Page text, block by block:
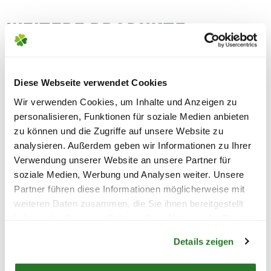
Diese Webseite verwendet Cookies
Wir verwenden Cookies, um Inhalte und Anzeigen zu
personalisieren, Funktionen für soziale Medien anbieten
zu können und die Zugriffe auf unsere Website zu
analysieren. Außerdem geben wir Informationen zu Ihrer
Verwendung unserer Website an unsere Partner für
soziale Medien, Werbung und Analysen weiter. Unsere
Partner führen diese Informationen möglicherweise mit
weiteren Daten zusammen, die Sie ihnen bereitgestellt
Details zeigen
FOLGENDE VERSANDKOSTEN
KÖNNEN ENTSTEHEN
PAKETVERSAND
6,95€für Standardpakete (z.B.Dünger oder
Zubehör)
7,95€für größere Pakete (z.B. Pflanzen oder
Erde)
SPERRGUTVERSAND
14,95€
WEITERE PRODUKTE
ESSCHERT DESIGN
GARDENA